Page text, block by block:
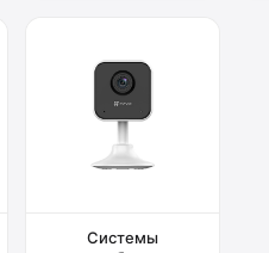
Системы